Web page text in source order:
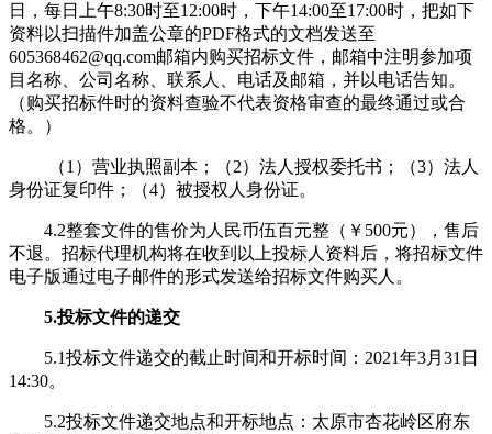
日，每日上午8:30时至12:00时，下午14:00至17:00时，把如下
资料以扫描件加盖公章的PDF格式的文档发送至
605368462@qq.com邮箱内购买招标文件，邮箱中注明参加项
目名称、公司名称、联系人、电话及邮箱，并以电话告知。
（购买招标件时的资料查验不代表资格审查的最终通过或合
格。）
（1）营业执照副本；（2）法人授权委托书；（3）法人
身份证复印件；（4）被授权人身份证。
4.2整套文件的售价为人民币伍百元整（￥500元），售后
不退。招标代理机构将在收到以上投标人资料后，将招标文件
电子版通过电子邮件的形式发送给招标文件购买人。
5.投标文件的递交
5.1投标文件递交的截止时间和开标时间：2021年3月31日
14:30。
5.2投标文件递交地点和开标地点：太原市杏花岭区府东